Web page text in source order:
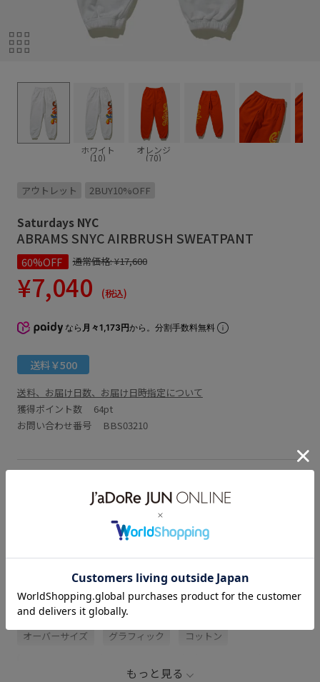
ホワイト
(10)
オレンジ
(70)
アウトレット 2BUY10%OFF
Saturdays NYC
ABRAMS SNYC AIRBRUSH SWEATPANT
60%OFF 通常価格:¥17,600
¥7,040 (税込)
なら 月々1,173円から。分割手数料無料
送料￥500
送料、お届け日数、お届け日時指定について
獲得ポイント数 64pt
お問い合わせ番号 BBS03210
サイズ・素材・お手入れ方法
2BUY10%OFF対象商品
オーバーサイズ グラフィック コットン
もっと見る